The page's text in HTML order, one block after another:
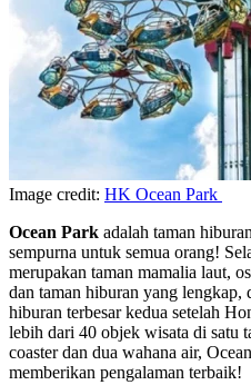
Image credit: HK Ocean Park
Ocean Park adalah taman
sempurna untuk semua orang!
merupakan taman mamalia laut,
dan taman hiburan yang lengkap,
hiburan terbesar kedua setelah
lebih dari 40 objek wisata di satu
coaster dan dua wahana air,
memberikan pengalaman terbaik!